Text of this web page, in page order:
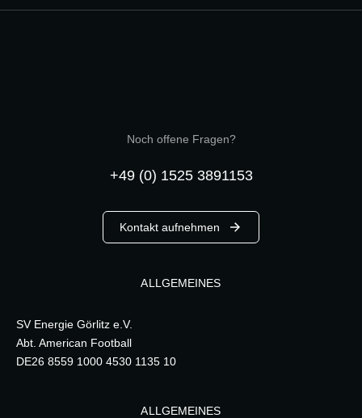
Noch offene Fragen?
+49 (0) 1525 3891153
Kontakt aufnehmen
ALLGEMEINES
SV Energie Görlitz e.V.
Abt. American Football
DE26 8559 1000 4530 1135 10
ALLGEMEINES